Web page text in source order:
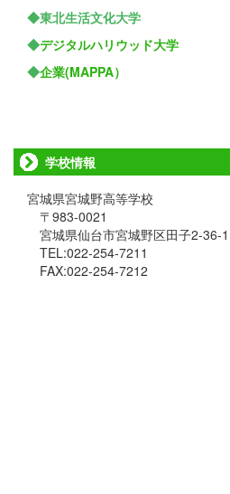
◆東北生活文化大学
◆デジタルハリウッド大学
◆企業(MAPPA）
学校情報
宮城県宮城野高等学校
〒983-0021
宮城県仙台市宮城野区田子2-36-1
TEL:022-254-7211
FAX:022-254-7212